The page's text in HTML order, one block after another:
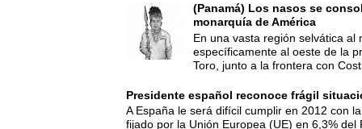
(Panamá) Los nasos se
monarquía de América
En una vasta región selvática al
específicamente al oeste de la
Toro, junto a la frontera con
Presidente español reconoce frágil
A España le será difícil cumplir en 2012 con
fijado por la Unión Europea (UE) en 6,3% del